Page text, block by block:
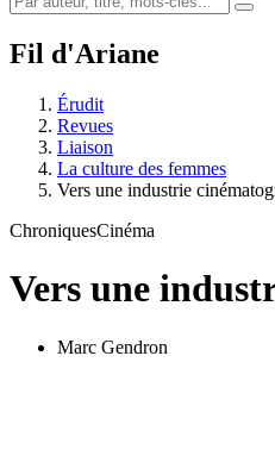
Fil d'Ariane
Érudit
Revues
Liaison
La culture des femmes
Vers une industrie
ChroniquesCinéma
Vers une
Marc Gendron